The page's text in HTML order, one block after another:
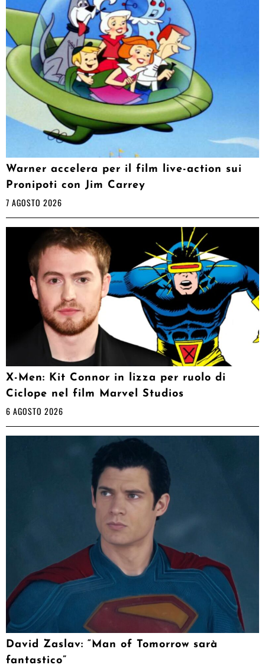
Warner accelera per il film live-action sui
Pronipoti con Jim Carrey
7 AGOSTO 2026
X-Men: Kit Connor in lizza per ruolo di
Ciclope nel film Marvel Studios
6 AGOSTO 2026
David Zaslav: “Man of Tomorrow sarà
fantastico”